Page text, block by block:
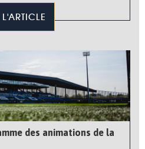
des animations de la